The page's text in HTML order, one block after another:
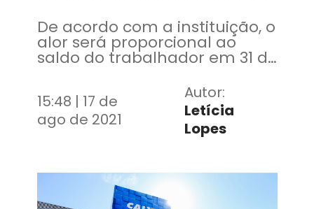
De acordo com a instituição, o
alor será proporcional ao
saldo do trabalhador em 31 de
15:48 | 17 de
ago de 2021
Autor:
Letícia
Lopes